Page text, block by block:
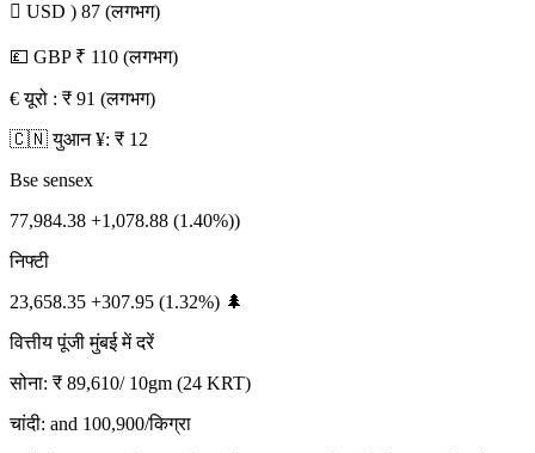
 USD ) 87 (लगभग)
💷 GBP ₹ 110 (लगभग)
€ यूरो : ₹ 91 (लगभग)
🇨🇳 युआन ¥: ₹ 12
Bse sensex
77,984.38 +1,078.88 (1.40%))
निफ्टी
23,658.35 +307.95 (1.32%) 🌲
वित्तीय पूंजी मुंबई में दरें
सोना: ₹ 89,610/ 10gm (24 KRT)
चांदी: and 100,900/किग्रा